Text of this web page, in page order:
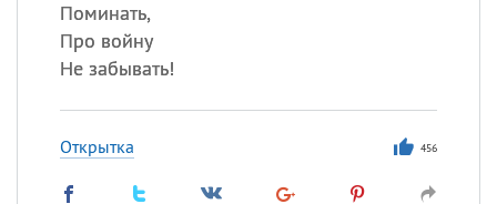
Поминать,
Про войну
Не забывать!
Открытка 456
Герман,Иван,Клим,Еще